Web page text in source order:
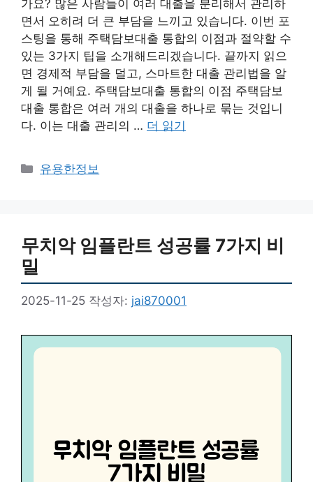
가요? 많은 사람들이 여러 대출을 분리해서 관리하
면서 오히려 더 큰 부담을 느끼고 있습니다. 이번 포
스팅을 통해 주택담보대출 통합의 이점과 절약할 수
있는 3가지 팁을 소개해드리겠습니다. 끝까지 읽으
면 경제적 부담을 덜고, 스마트한 대출 관리법을 알
게 될 거예요. 주택담보대출 통합의 이점 주택담보
대출 통합은 여러 개의 대출을 하나로 묶는 것입니
다. 이는 대출 관리의 … 더 읽기
카
유용한정보
무치악 임플란트 성공률 7가지 비
밀
2025-11-25 작성자: jai870001